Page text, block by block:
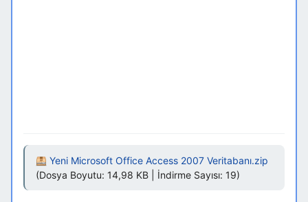
Yeni Microsoft Office Access 2007 Veritabanı.zip
(Dosya Boyutu: 14,98 KB | İndirme Sayısı: 19)